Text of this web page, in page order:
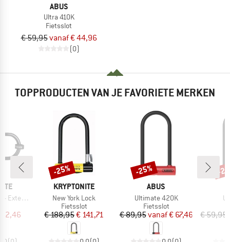
ABUS
Ultra 410K
Fietsslot
€ 59,95vanaf € 44,96
(0)
TOPPRODUCTEN VAN JE FAVORIETE MERKEN
prijs
MERK
KRYPTONITE
Artikel
New York Lock
Productgroep
Fietsslot
Prijs
€ 188,95Verlaagde prijs
€ 141,71
Korting
-25%
MERK
ABUS
Artikel
Ultimate 420K
Productgroep
Fietsslot
Prijs
€ 89,95 Verlaagde prijs
vanaf€ 67,46
Korting
-25%
€ 59,95
-